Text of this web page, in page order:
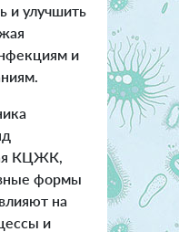
и улучшить
и
КЦЖК,
формы
на
и